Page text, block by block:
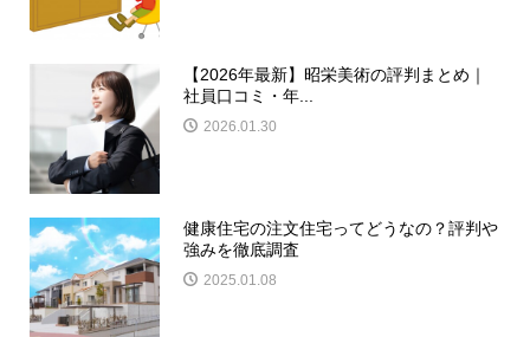
【2026年最新】昭栄美術の評判まとめ｜
社員口コミ・年...
2026.01.30
健康住宅の注文住宅ってどうなの？評判や
強みを徹底調査
2025.01.08